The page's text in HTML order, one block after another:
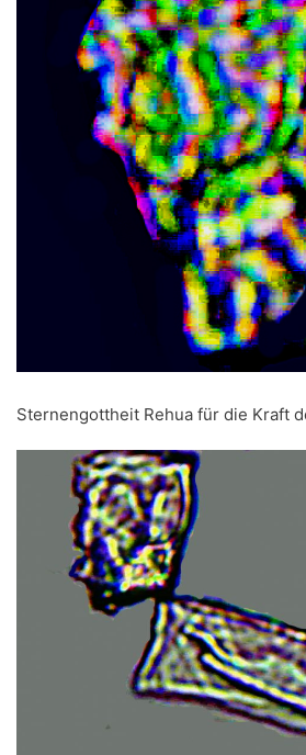
Sternengottheit Rehua für die Kraft